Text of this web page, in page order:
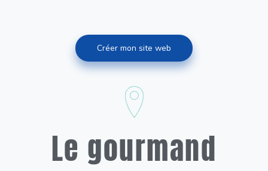
Créer mon site web
Le gourmand